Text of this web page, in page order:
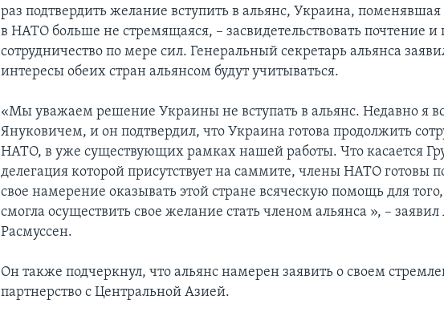
раз подтвердить желание вступить в альянс, Украина,
в НАТО больше не стремящаяся, – засвидетельствовать почтение и
сотрудничество по мере сил. Генеральный секретарь альянса
интересы обеих стран альянсом будут учитываться.
«Мы уважаем решение Украины не вступать в альянс. Недавно я
Януковичем, и он подтвердил, что Украина готова продолжить
НАТО, в уже существующих рамках нашей работы. Что касается
делегация которой присутствует на саммите, члены НАТО готовы
свое намерение оказывать этой стране всяческую помощь для
смогла осуществить свое желание стать членом альянса », –
Расмуссен.
Он также подчеркнул, что альянс намерен заявить о своем
партнерство с Центральной Азией.